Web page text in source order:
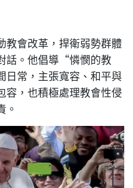
教會改革，捍衛弱勢群體
話。他倡導“憐憫的教
常，主張寬容、和平與
容，也積極處理教會性侵
。